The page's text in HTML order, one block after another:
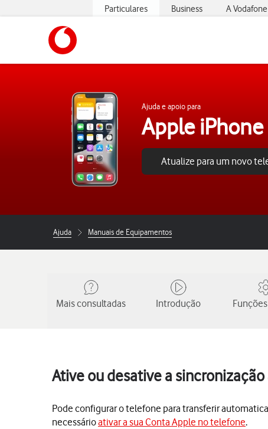
Particulares Business A Vodafone
Ajuda e apoio para
Apple
Atualize para um novo
Ajuda Manuais de Equipamentos
Mais consultadas Introdução
Ative ou desative a
Pode configurar o telefone para transferir
necessárioativar a sua Conta Apple no telefone.